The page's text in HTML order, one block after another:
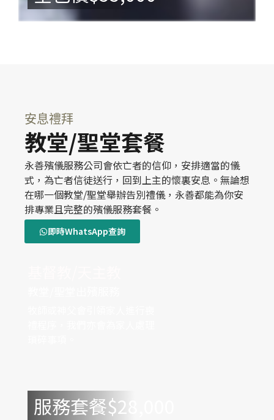
安息禮拜
教堂/聖堂套餐
永善殯儀服務公司會依亡者的信仰，安排適當的儀
式，為亡者信徒送行，回到上主的懷裏安息。無論想
在哪一個教堂/聖堂舉辦告別禮儀，永善都能為你安
排專業且完整的殯儀服務套餐。
即時WhatsApp查詢
服務套餐$28,000